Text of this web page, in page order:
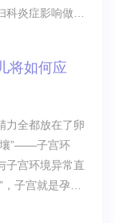
炎症影响做试
将如何应
力全都放在了卵
壤”——子宫环
子宫环境异常直
子宫就是孕育